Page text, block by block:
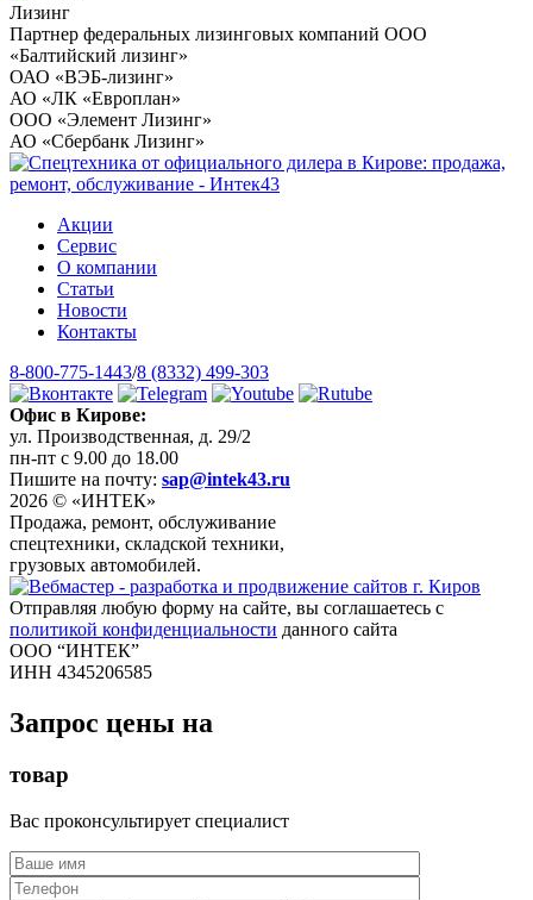
Лизинг
Партнер федеральных лизинговых компаний ООО
«Балтийский лизинг»
ОАО «ВЭБ-лизинг»
АО «ЛК «Европлан»
ООО «Элемент Лизинг»
АО «Сбербанк Лизинг»
Акции
Сервис
О компании
Статьи
Новости
Контакты
8-800-775-1443/8 (8332) 499-303
Офис в Кирове:
ул. Производственная, д. 29/2
пн-пт с 9.00 до 18.00
Пишите на почту: sap@intek43.ru
2026 © «ИНТЕК»
Продажа, ремонт, обслуживание
спецтехники, складской техники,
грузовых автомобилей.
Отправляя любую форму на сайте, вы соглашаетесь с
политикой конфиденциальности данного сайта
ООО “ИНТЕК”
ИНН 4345206585
Запрос цены на
товар
Вас проконсультирует специалист